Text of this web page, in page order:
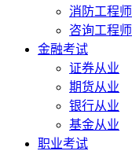
消防工程师
咨询工程师
金融考试
证券从业
期货从业
银行从业
基金从业
职业考试